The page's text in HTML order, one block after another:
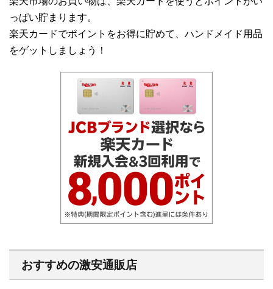
っぱい貯まります。
楽天カードでポイントをお得に貯めて、ハンドメイド用品
をゲットしましょう！
おすすめの激安通販店